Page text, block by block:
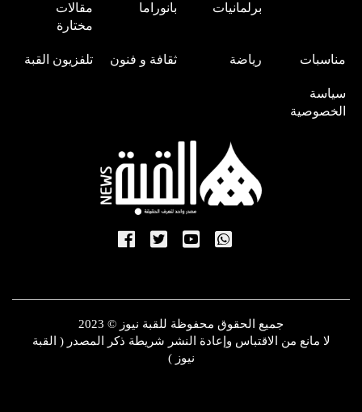
برلمانيات بانوراما
مقالات
مختارة
مناسبات رياضة ثقافة و فنون تلفزيون القبة
سياسة
الخصوصية
جميع الحقوق محفوظة للقبة نيوز © 2023
لا مانع من الاقتباس وإعادة النشر شريطة ذكر المصدر ( القبة
نيوز )